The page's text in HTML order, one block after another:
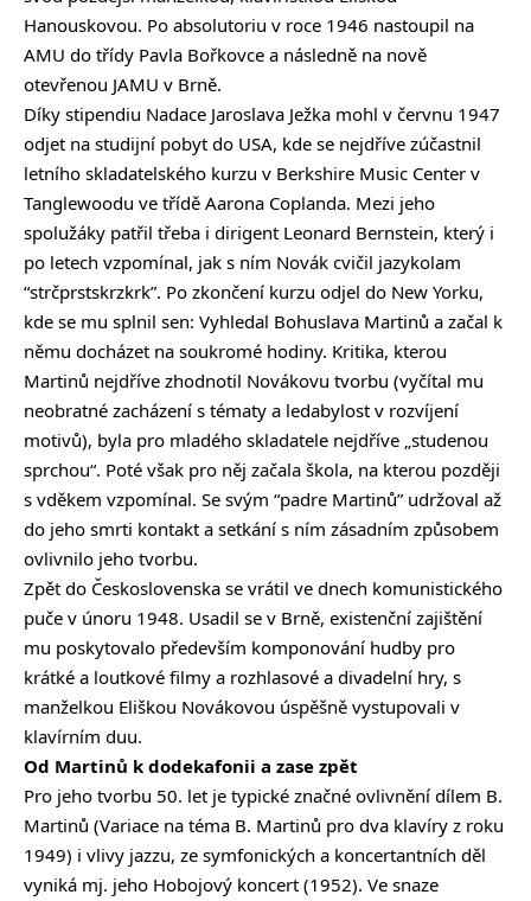
Hanouskovou. Po absolutoriu v roce 1946 nastoupil na
AMU do třídy Pavla Bořkovce a následně na nově
otevřenou JAMU v Brně.
Díky stipendiu Nadace Jaroslava Ježka mohl v červnu 1947
odjet na studijní pobyt do USA, kde se nejdříve zúčastnil
letního skladatelského kurzu v Berkshire Music Center v
Tanglewoodu ve třídě Aarona Coplanda. Mezi jeho
spolužáky patřil třeba i dirigent Leonard Bernstein, který i
po letech vzpomínal, jak s ním Novák cvičil jazykolam
“strčprstskrzkrk”. Po zkončení kurzu odjel do New Yorku,
kde se mu splnil sen: Vyhledal Bohuslava Martinů a začal k
němu docházet na soukromé hodiny. Kritika, kterou
Martinů nejdříve zhodnotil Novákovu tvorbu (vyčítal mu
neobratné zacházení s tématy a ledabylost v rozvíjení
motivů), byla pro mladého skladatele nejdříve „studenou
sprchou“. Poté však pro něj začala škola, na kterou později
s vděkem vzpomínal. Se svým “padre Martinů” udržoval až
do jeho smrti kontakt a setkání s ním zásadním způsobem
ovlivnilo jeho tvorbu.
Zpět do Československa se vrátil ve dnech komunistického
puče v únoru 1948. Usadil se v Brně, existenční zajištění
mu poskytovalo především komponování hudby pro
krátké a loutkové filmy a rozhlasové a divadelní hry, s
manželkou Eliškou Novákovou úspěšně vystupovali v
klavírním duu.
Od Martinů k dodekafonii a zase zpět
Pro jeho tvorbu 50. let je typické značné ovlivnění dílem B.
Martinů (Variace na téma B. Martinů pro dva klavíry z roku
1949) i vlivy jazzu, ze symfonických a koncertantních děl
vyniká mj. jeho Hobojový koncert (1952). Ve snaze